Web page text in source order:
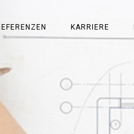
KARRIERE